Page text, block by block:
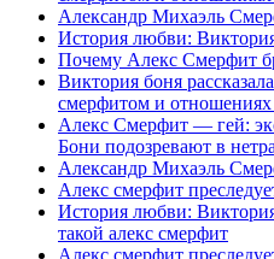
Александр Михаэль
История любви:
Почему Алекс Смерфит
Виктория боня
смерфитом и
Алекс Смерфит — гей:
Бони подозревают в
Александр Михаэль
Алекс смерфит
История любви:
такой алекс смерфит
Алекс смерфит